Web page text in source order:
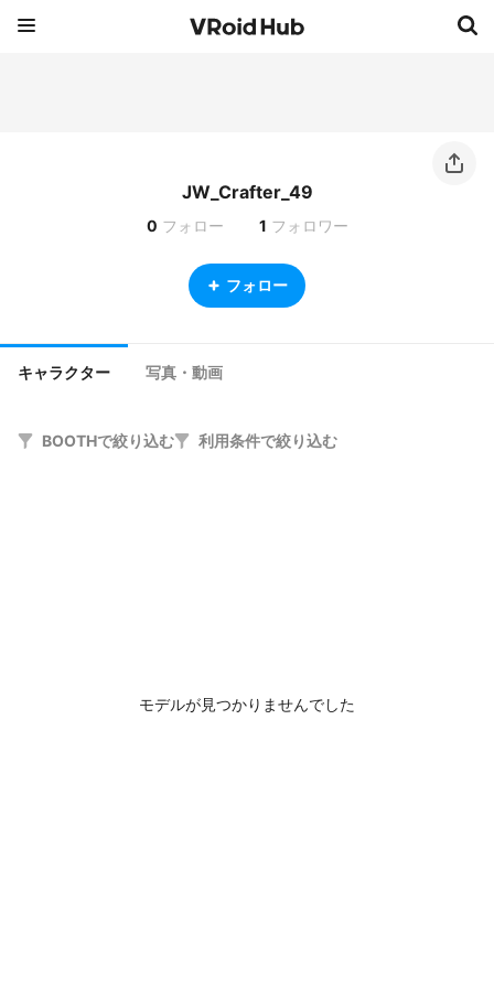
JW_Crafter_49
0 フォロー 1 フォロワー
フォロー
キャラクター 写真・動画
BOOTHで絞り込む 利用条件で絞り込む
モデルが見つかりませんでした